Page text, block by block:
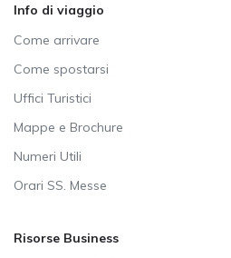
Info di viaggio
Come arrivare
Come spostarsi
Uffici Turistici
Mappe e Brochure
Numeri Utili
Orari SS. Messe
Risorse Business